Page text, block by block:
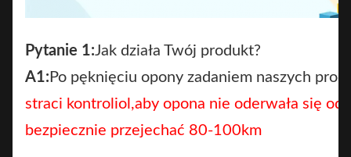
Pytanie 1:Jak działa Twój produkt?
A1: Po pęknięciu opony zadaniem naszych
straci kontroliol,aby opona nie oderwała się od
bezpiecznie przejechać 80-100km